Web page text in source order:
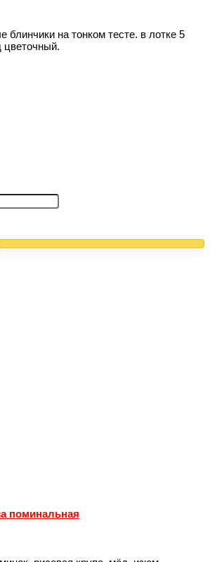
блинчики на тонком тесте. в лотке 5
цветочный.
поминальная